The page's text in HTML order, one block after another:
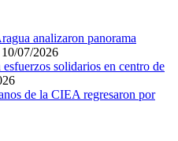
analizaron panorama
10/07/2026
solidarios en centro de
de la CIEA regresaron por